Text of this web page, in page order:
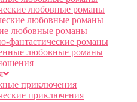
любовные романы
любовные романы
любовные романы
фантастические романы
любовные романы
приключения
приключения